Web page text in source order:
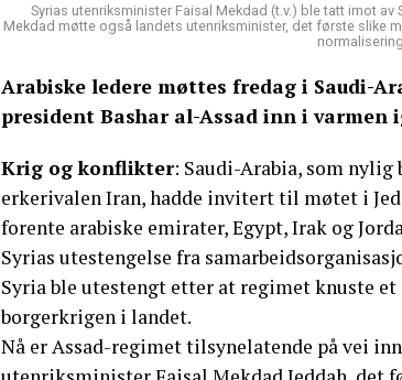
Syrias utenriksminister Faisal Mekdad (t.v.) ble tatt imot
Mekdad møtte også landets utenriksminister, det første slike
Arabiske ledere møttes fredag i Saudi-
president Bashar al-Assad inn i varmen
Krig og konflikter: Saudi-Arabia, som
erkerivalen Iran, hadde invitert til møtet i
forente arabiske emirater, Egypt, Irak og
Syrias utestengelse fra
Syria ble utestengt etter at regimet knuste
borgerkrigen i landet.
Nå er Assad-regimet tilsynelatende på vei